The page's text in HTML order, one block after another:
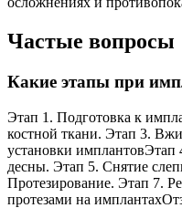
Частые вопросы
Какие этапы при
Этап 1. Подготовка к
костной ткани. Этап 3.
установки имплантовЭтап
десны. Этап 5. Снятие
Протезирование. Этап 7.
протезами на